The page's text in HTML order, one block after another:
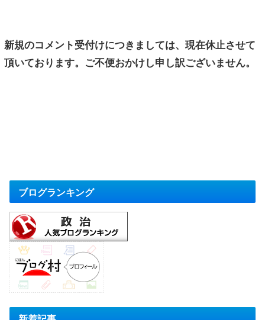
新規のコメント受付けにつきましては、現在休止させて
頂いております。ご不便おかけし申し訳ございません。
ブログランキング